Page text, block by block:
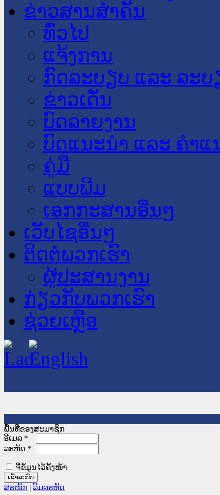
ຂ່າວສານສໍາຄັນ
​ທົ່ວ​ໄປ
ແຈ້ງການ
ກົດລະບຽບ ແລະ ລະບ
ຂ່າວເດັ່ນ
ບົດລາຍງານ
ບົດແນະນໍາ ແລະ ຄໍາແ
ຄູ່ມື
ແບບພີມ
ເອກກະສານອື່ນໆ
ເວັບໄຊອື່ນໆ
ຕິດຕໍ່ພວກເຮົາ
ຜູ້ປະສານງານ
ກ່ຽວກັບພວກເຮົາ
ຊ່ວຍເຫຼືອ
ພື້ນທີ່ຂອງສະມາຊິກ
ອີເມລ *
ລະຫັດ *
ຈື່ຂໍ້ມູນໄວ້ຄັ້ງໜ້າ
ສະໝັກ | ລືມລະຫັດ